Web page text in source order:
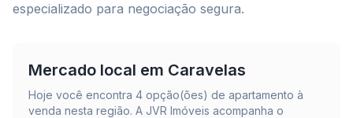
especializado para negociação segura.
Mercado local em Caravelas
Hoje você encontra 4 opção(ões) de apartamento à
venda nesta região. A JVR Imóveis acompanha o